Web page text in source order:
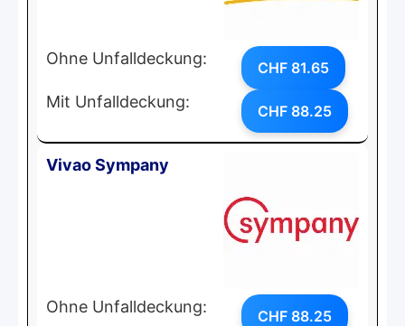
Ohne Unfalldeckung: CHF 81.65
Mit Unfalldeckung: CHF 88.25
Vivao Sympany
Ohne Unfalldeckung: CHF 88.25